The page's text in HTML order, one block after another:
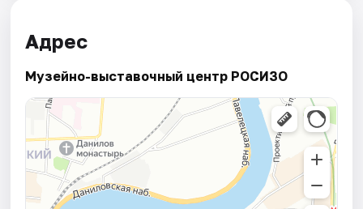
Адрес
Музейно-выставочный центр РОСИЗО